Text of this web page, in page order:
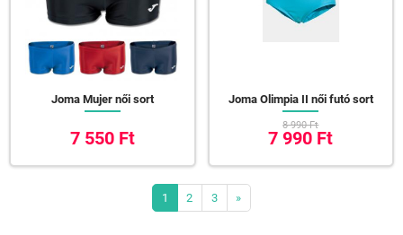
Joma Mujer női sort
7 550 Ft
Joma Olimpia II női futó sort
8 990 Ft
7 990 Ft
1 2 3 »